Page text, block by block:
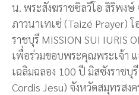
น. พระสังฆราชซิลวีโอ สิริพงษ์
ภาวนาเทเซ่ (Taizé Prayer)
ราชบุรี MISSION SUI IURIS
เพื่อร่วมขอบพระคุณพระเจ้า แ
เฉลิมฉลอง 100 ปี มิสซังราช
Cordis Jesu) จังหวัดสมุทรสงค